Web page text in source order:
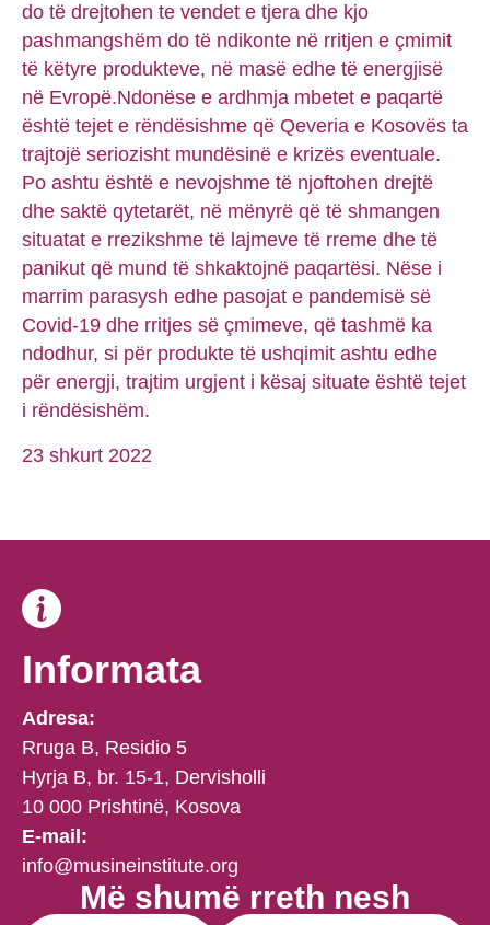
do të drejtohen te vendet e tjera dhe kjo
pashmangshëm do të ndikonte në rritjen e çmimit
të këtyre produkteve, në masë edhe të energjisë
në Evropë.Ndonëse e ardhmja mbetet e paqartë
është tejet e rëndësishme që Qeveria e Kosovës ta
trajtojë seriozisht mundësinë e krizës eventuale.
Po ashtu është e nevojshme të njoftohen drejtë
dhe saktë qytetarët, në mënyrë që të shmangen
situatat e rrezikshme të lajmeve të rreme dhe të
panikut që mund të shkaktojnë paqartësi. Nëse i
marrim parasysh edhe pasojat e pandemisë së
Covid-19 dhe rritjes së çmimeve, që tashmë ka
ndodhur, si për produkte të ushqimit ashtu edhe
për energji, trajtim urgjent i kësaj situate është tejet
i rëndësishëm.
23 shkurt 2022
Informata
Adresa:
Rruga B, Residio 5
Hyrja B, br. 15-1, Dervisholli
10 000 Prishtinë, Kosova
E-mail:
info@musineinstitute.org
Më shumë rreth nesh